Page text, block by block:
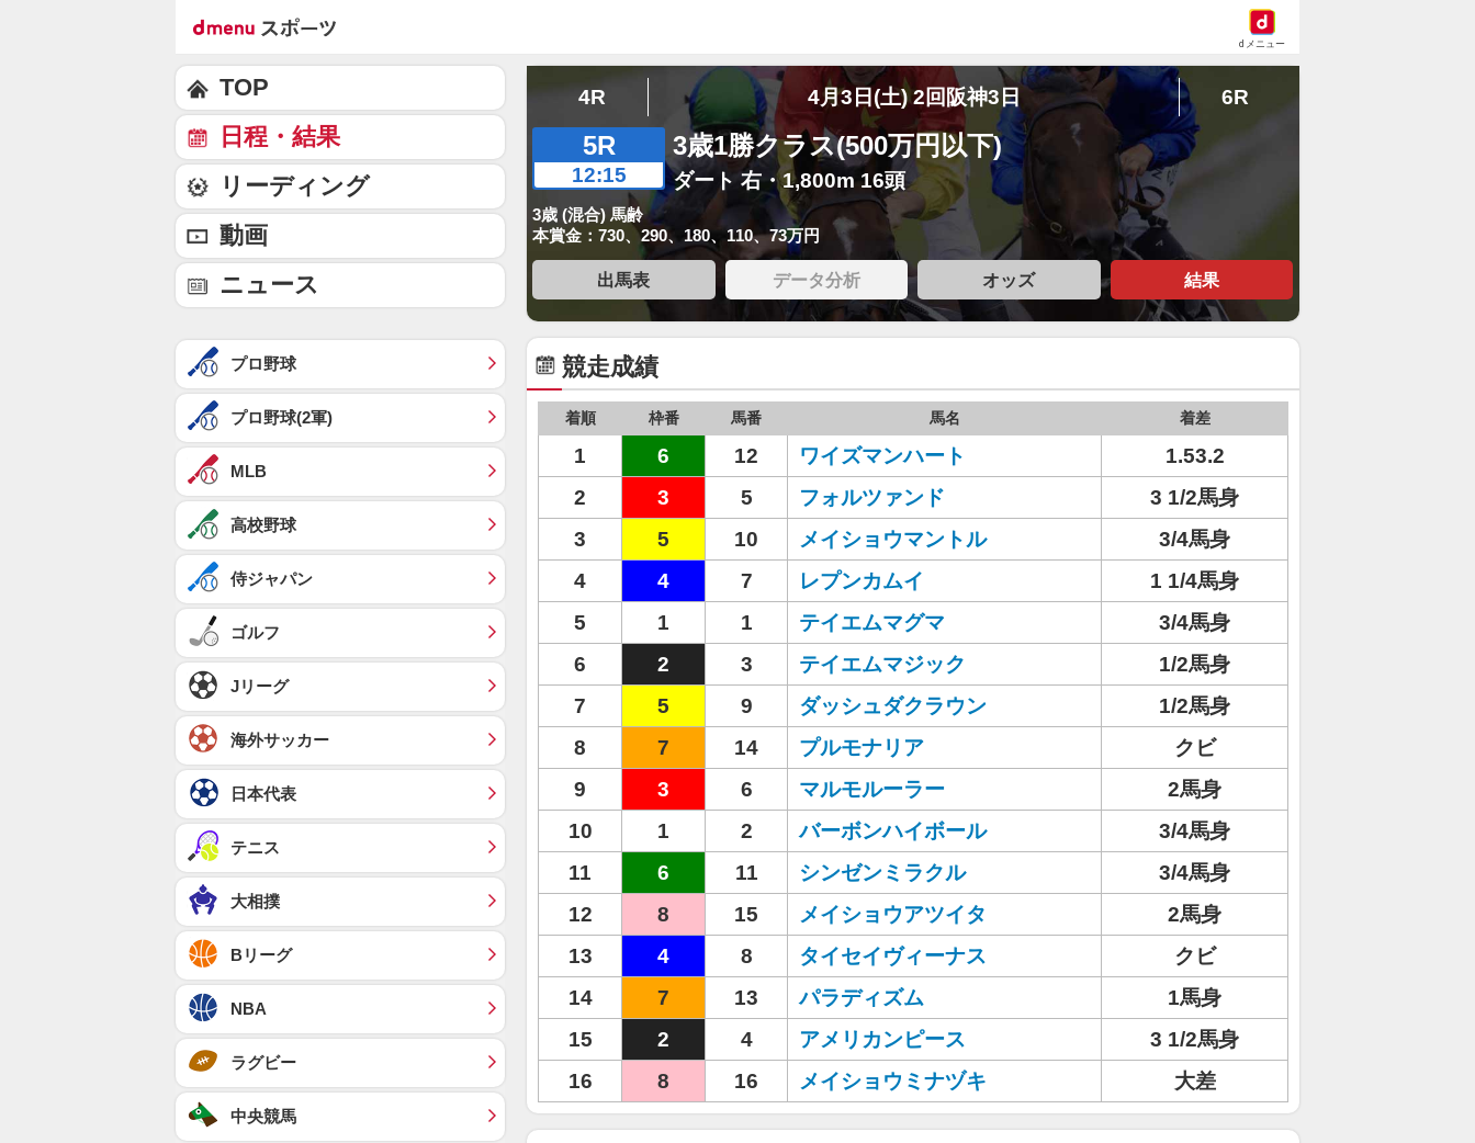
dメニュー
4R 4月3日(土) 2回阪神3日 6R
5R
12:15
3歳1勝クラス(500万円以下)
ダート 右・1,800m 16頭
3歳 (混合) 馬齢
本賞金：730、290、180、110、73万円
出馬表 データ分析 オッズ 結果
競走成績
着順 枠番 馬番 馬名 着差
1 6 12 ワイズマンハート
1.53.2
2
3 5 フォルツァンド
3 1/2馬身
3
5 10 メイショウマントル
3/4馬身
4
4 7 レプンカムイ
1 1/4馬身
5
1 1 テイエムマグマ
3/4馬身
6
2 3 テイエムマジック
1/2馬身
7
5 9 ダッシュダクラウン
1/2馬身
8
7 14 プルモナリア
クビ
9
3 6 マルモルーラー
2馬身
10
1 2 バーボンハイボール
3/4馬身
11
6 11 シンゼンミラクル
3/4馬身
12
8 15 メイショウアツイタ
2馬身
13
4 8 タイセイヴィーナス
クビ
14
7 13 パラディズム
1馬身
15
2 4 アメリカンピース
3 1/2馬身
16
8 16 メイショウミナヅキ 大差
TOP
日程・結果
リーディング
動画
ニュース
プロ野球
プロ野球(2軍)
MLB
高校野球
侍ジャパン
ゴルフ
Jリーグ
海外サッカー
日本代表
テニス
大相撲
Bリーグ
NBA
ラグビー
中央競馬